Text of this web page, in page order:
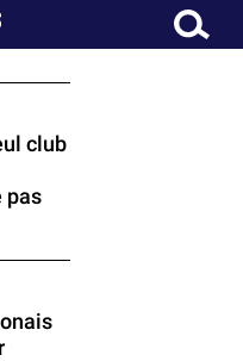
club
pas